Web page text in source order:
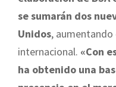
se sumarán dos
Unidos,
internacional. «Con
ha obtenido una